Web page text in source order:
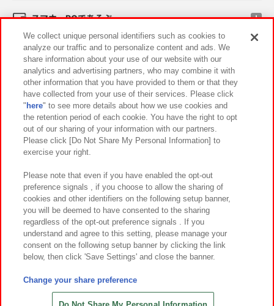
スマホ・PCであそぶ
イベント・キャンペーン
関連会社 サステナビリティ サイトポリシー
プライバシーポリシー ウェブアクセシビリティ方針と検証結果
お取引先さまとともに
カスタマーハラスメント対応方針 よくあるご質問・お問い合わせ
©Bandai Namco Amusement Inc.
©Bandai Namco Amusement Lab Inc.
©HANAYASHIKI Co., Ltd. All Rights Reserved.
We collect unique personal identifiers such as cookies to
analyze our traffic and to personalize content and ads. We
share information about your use of our website with our
analytics and advertising partners, who may combine it with
other information that you have provided to them or that they
have collected from your use of their services. Please click
" here" to see more details about how we use cookies and
the retention period of each cookie. You have the right to opt
out of our sharing of your information with our partners.
Please click [Do Not Share My Personal Information] to
exercise your right.
Please note that even if you have enabled the opt-out
preference signals , if you choose to allow the sharing of
cookies and other identifiers on the following setup banner,
you will be deemed to have consented to the sharing
regardless of the opt-out preference signals . If you
understand and agree to this setting, please manage your
consent on the following setup banner by clicking the link
below, then click 'Save Settings' and close the banner.
Change your share preference